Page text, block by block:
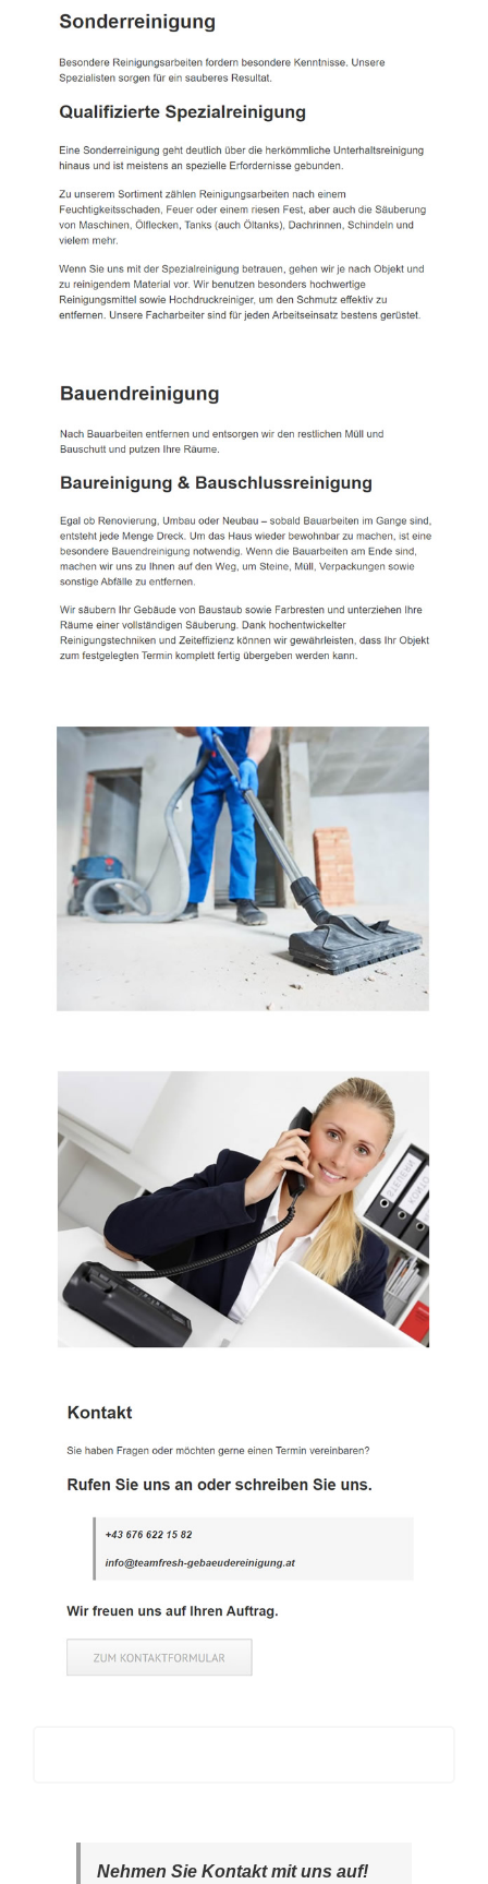
Nehmen Sie Kontakt mit uns auf!